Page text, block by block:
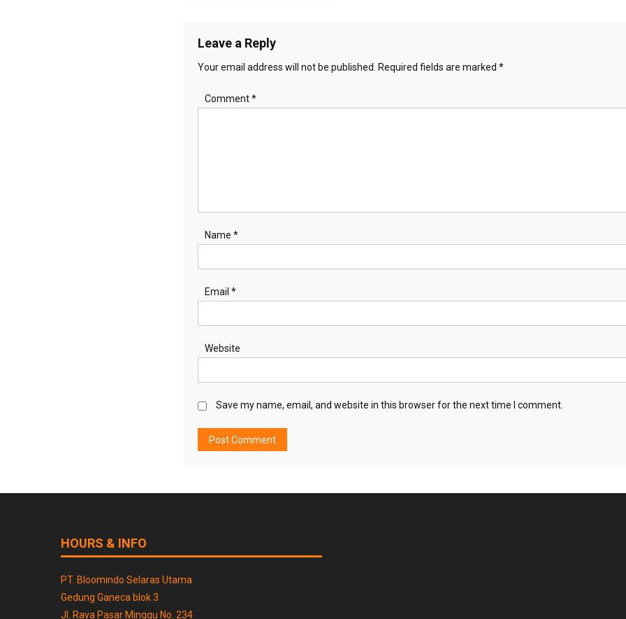
Leave a Reply
Your email address will not be published. Required fields are marked *
Comment*
Name *
Email *
Website
Save my name, email, and website in this browser for the next time I comment.
HOURS & INFO
PT. Bloomindo Selaras Utama
Gedung Ganeca blok 3
Jl. Raya Pasar Minggu No. 234